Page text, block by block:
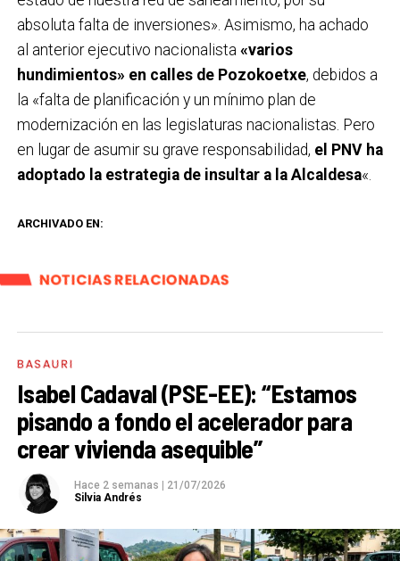
absoluta falta de inversiones». Asimismo, ha achado
al anterior ejecutivo nacionalista «varios
hundimientos» en calles de Pozokoetxe, debidos a
la «falta de planificación y un mínimo plan de
modernización en las legislaturas nacionalistas. Pero
en lugar de asumir su grave responsabilidad, el PNV ha
adoptado la estrategia de insultar a la Alcaldesa«.
ARCHIVADO EN:
NOTICIAS RELACIONADAS
BASAURI
Isabel Cadaval (PSE-EE): “Estamos
pisando a fondo el acelerador para
crear vivienda asequible”
Hace 2 semanas
21/07/2026
Silvia Andrés